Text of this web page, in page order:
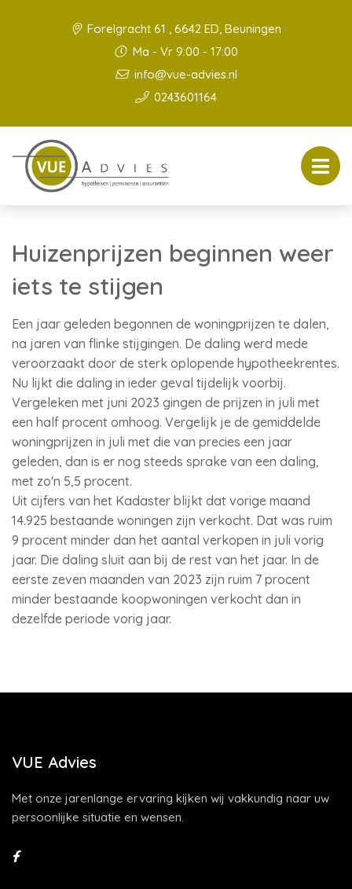
Forelgracht 61 , 6642 ED, Beuningen
Ma - Vr 9:00 - 17:00
info@vue-advies.nl
0243601164
Huizenprijzen beginnen weer
iets te stijgen
Een jaar geleden begonnen de woningprijzen te dalen,
na jaren van flinke stijgingen. De daling werd mede
veroorzaakt door de sterk oplopende hypotheekrentes.
Nu lijkt die daling in ieder geval tijdelijk voorbij.
Vergeleken met juni 2023 gingen de prijzen in juli met
een half procent omhoog. Vergelijk je de gemiddelde
woningprijzen in juli met die van precies een jaar
geleden, dan is er nog steeds sprake van een daling,
met zo'n 5,5 procent.
Uit cijfers van het Kadaster blijkt dat vorige maand
14.925 bestaande woningen zijn verkocht. Dat was ruim
9 procent minder dan het aantal verkopen in juli vorig
jaar. Die daling sluit aan bij de rest van het jaar. In de
eerste zeven maanden van 2023 zijn ruim 7 procent
minder bestaande koopwoningen verkocht dan in
dezelfde periode vorig jaar.
VUE Advies
Met onze jarenlange ervaring kijken wij vakkundig naar uw
persoonlijke situatie en wensen.